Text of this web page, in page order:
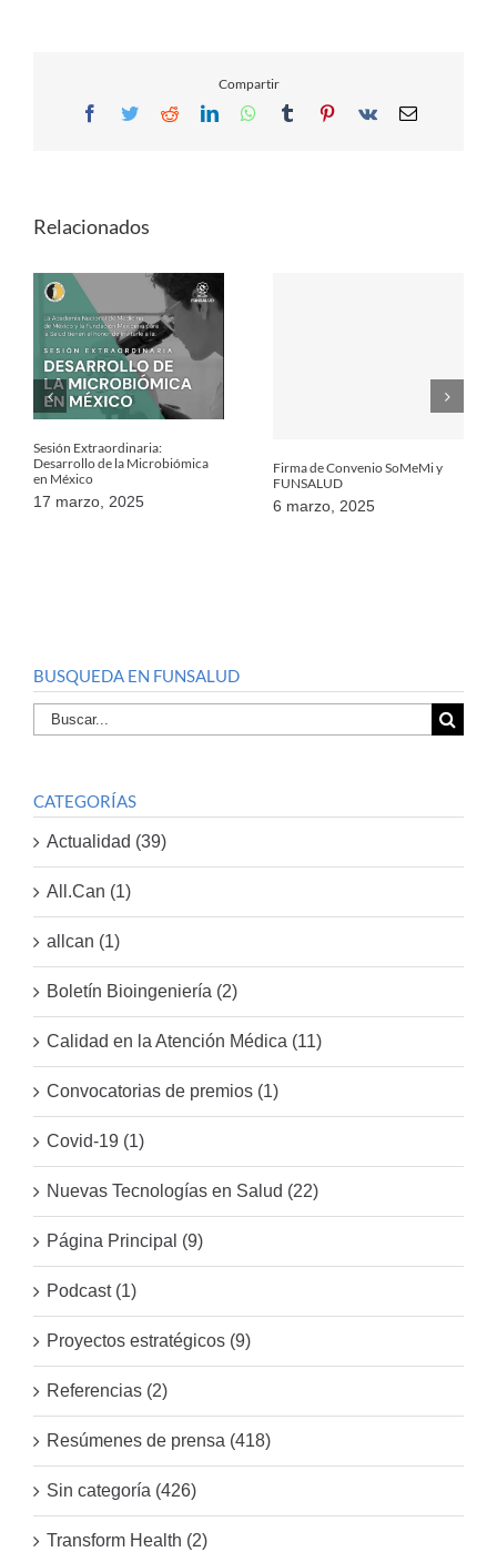
Compartir
Facebook
TwitterRedditLinkedInWhatsApp
TumblrPinterest
Vk Email
Relacionados
Sesión Extraordinaria:
Desarrollo de la Microbiómica
en México
17 marzo, 2025
Firma de Convenio SoMeMi y
FUNSALUD
6 marzo, 2025
BUSQUEDA EN FUNSALUD
Buscar
por:
CATEGORÍAS
Actualidad (39)
All.Can (1)
allcan (1)
Boletín Bioingeniería (2)
Calidad en la Atención Médica (11)
Convocatorias de premios (1)
Covid-19 (1)
Nuevas Tecnologías en Salud (22)
Página Principal (9)
Podcast (1)
Proyectos estratégicos (9)
Referencias (2)
Resúmenes de prensa (418)
Sin categoría (426)
Transform Health (2)